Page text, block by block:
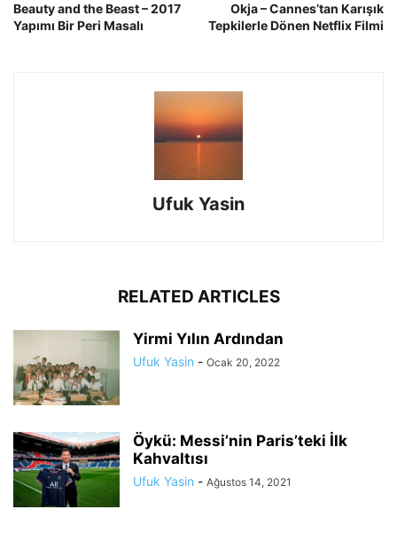
Beauty and the Beast – 2017
Yapımı Bir Peri Masalı
Okja – Cannes’tan Karışık
Tepkilerle Dönen Netflix Filmi
Ufuk Yasin
RELATED ARTICLES
Yirmi Yılın Ardından
Ufuk Yasin - Ocak 20, 2022
Öykü: Messi’nin Paris’teki İlk
Kahvaltısı
Ufuk Yasin - Ağustos 14, 2021